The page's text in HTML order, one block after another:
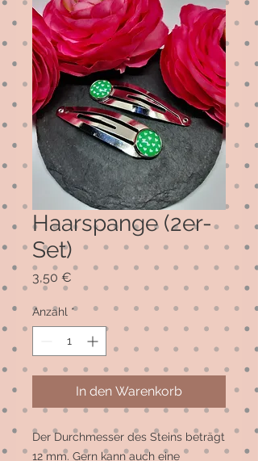
Haarspange (2er-
Set)
3,50 €
Anzahl *
In den Warenkorb
Der Durchmesser des Steins beträgt
12 mm. Gern kann auch eine